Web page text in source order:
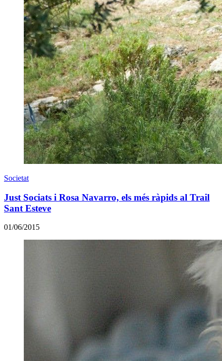
Societat
Just Sociats i Rosa Navarro, els més ràpids al Trail
Sant Esteve
01/06/2015